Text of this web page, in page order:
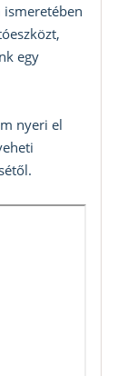
ismeretében
egy
nyeri el